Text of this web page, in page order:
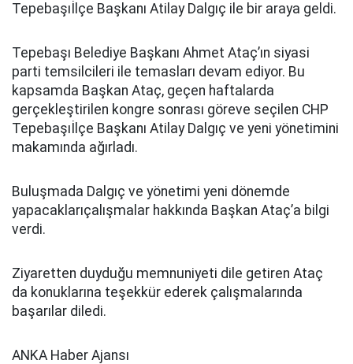
Tepebaşıİlçe Başkanı Atilay Dalgıç ile bir araya geldi.
Tepebaşı Belediye Başkanı Ahmet Ataç’ın siyasi
parti temsilcileri ile temasları devam ediyor. Bu
kapsamda Başkan Ataç, geçen haftalarda
gerçekleştirilen kongre sonrası göreve seçilen CHP
Tepebaşıİlçe Başkanı Atilay Dalgıç ve yeni yönetimini
makamında ağırladı.
Buluşmada Dalgıç ve yönetimi yeni dönemde
yapacaklarıçalışmalar hakkında Başkan Ataç’a bilgi
verdi.
Ziyaretten duyduğu memnuniyeti dile getiren Ataç
da konuklarına teşekkür ederek çalışmalarında
başarılar diledi.
ANKA Haber Ajansı